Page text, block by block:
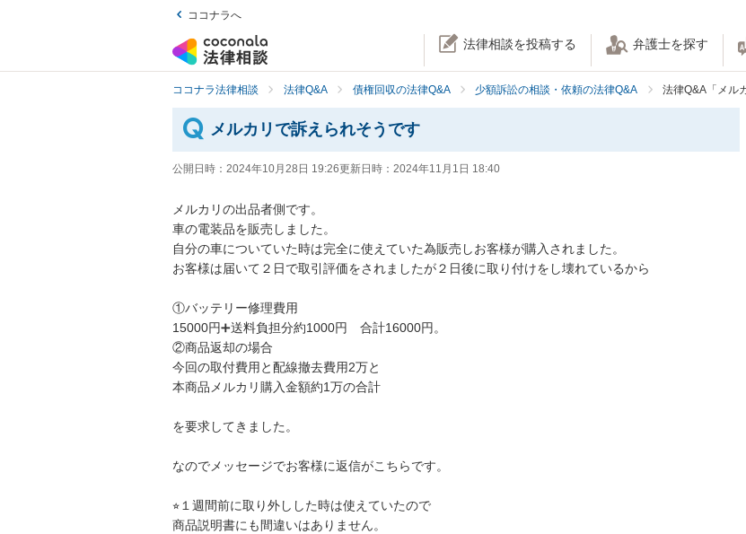
ココナラへ
法律相談を投稿する 弁護士を探す
ココナラ法律相談 法律Q&A 債権回収の法律Q&A 少額訴訟の相談・依頼の法律Q&A 法律Q&A「メル
メルカリで訴えられそうです
公開日時： 2024年10月28日 19:26更新日時： 2024年11月1日 18:40
メルカリの出品者側です。
車の電装品を販売しました。
自分の車についていた時は完全に使えていた為販売しお客様が購入されました。
お客様は届いて２日で取引評価をされましたが２日後に取り付けをし壊れているから
①バッテリー修理費用
15000円➕送料負担分約1000円　合計16000円。
②商品返却の場合
今回の取付費用と配線撤去費用2万と
本商品メルカリ購入金額約1万の合計
を要求してきました。
なのでメッセージでお客様に返信がこちらです。
⭐︎１週間前に取り外しした時は使えていたので
商品説明書にも間違いはありません。